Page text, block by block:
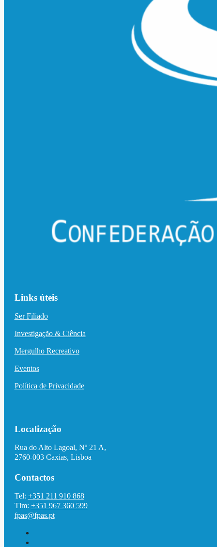
Links úteis
Ser Filiado
Investigação & Ciência
Mergulho Recreativo
Eventos
Política de Privacidade
Localização
Rua do Alto Lagoal, Nº 21 A,
2760-003 Caxias, Lisboa
Contactos
Tel: +351 211 910 868
Tlm: +351 967 360 599
fpas@fpas.pt